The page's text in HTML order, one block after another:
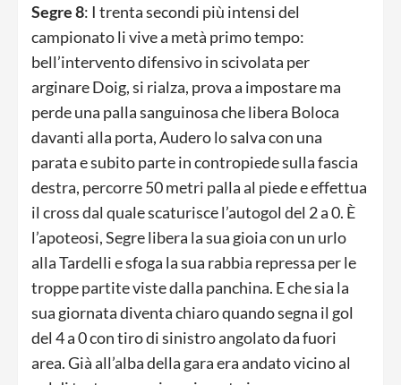
Segre 8: I trenta secondi più intensi del
campionato li vive a metà primo tempo:
bell’intervento difensivo in scivolata per
arginare Doig, si rialza, prova a impostare ma
perde una palla sanguinosa che libera Boloca
davanti alla porta, Audero lo salva con una
parata e subito parte in contropiede sulla fascia
destra, percorre 50 metri palla al piede e effettua
il cross dal quale scaturisce l’autogol del 2 a 0. È
l’apoteosi, Segre libera la sua gioia con un urlo
alla Tardelli e sfoga la sua rabbia repressa per le
troppe partite viste dalla panchina. E che sia la
sua giornata diventa chiaro quando segna il gol
del 4 a 0 con tiro di sinistro angolato da fuori
area. Già all’alba della gara era andato vicino al